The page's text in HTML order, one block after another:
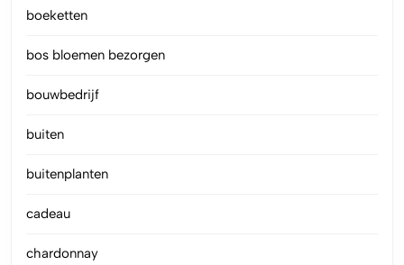
boeketten
bos bloemen bezorgen
bouwbedrijf
buiten
buitenplanten
cadeau
chardonnay